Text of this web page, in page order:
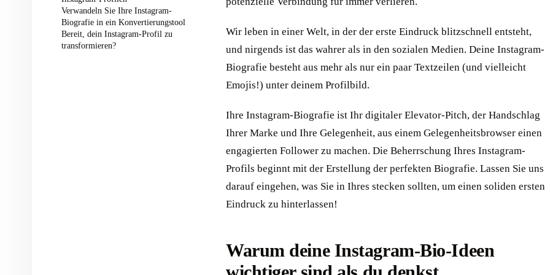
Verwandeln Sie Ihre Instagram-
Biografie in ein Konvertierungstool
Bereit, dein Instagram-Profil zu
transformieren?
Wir leben in einer Welt, in der der erste Eindruck blitzschnell entsteht,
und nirgends ist das wahrer als in den sozialen Medien. Deine Instagram-
Biografie besteht aus mehr als nur ein paar Textzeilen (und vielleicht
Emojis!) unter deinem Profilbild.
Ihre Instagram-Biografie ist Ihr digitaler Elevator-Pitch, der Handschlag
Ihrer Marke und Ihre Gelegenheit, aus einem Gelegenheitsbrowser einen
engagierten Follower zu machen. Die Beherrschung Ihres Instagram-
Profils beginnt mit der Erstellung der perfekten Biografie. Lassen Sie uns
darauf eingehen, was Sie in Ihres stecken sollten, um einen soliden ersten
Eindruck zu hinterlassen!
Warum deine Instagram-Bio-Ideen